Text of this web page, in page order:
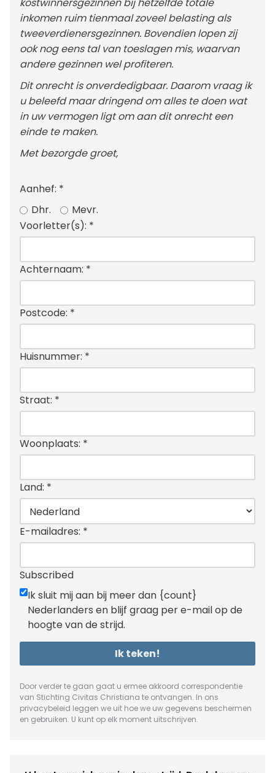
kostwinnersgezinnen bij hetzelfde totale
inkomen ruim tienmaal zoveel belasting als
tweeverdienersgezinnen. Bovendien lopen zij
ook nog eens tal van toeslagen mis, waarvan
andere gezinnen wel profiteren.
Dit onrecht is onverdedigbaar. Daarom vraag ik
u beleefd maar dringend om alles te doen wat
in uw vermogen ligt om aan dit onrecht een
einde te maken.
Met bezorgde groet,
Aanhef: *
Dhr.
Mevr.
Voorletter(s): *
Achternaam: *
Postcode: *
Huisnummer: *
Straat: *
Woonplaats: *
Land: *
E-mailadres: *
Subscribed
Ik sluit mij aan bij meer dan {count}
Nederlanders en blijf graag per e-mail op de
hoogte van de strijd.
Ik teken!
Door verder te gaan gaat u ermee akkoord correspondentie
van Stichting Civitas Christiana te ontvangen. In ons
privacybeleid leggen we uit hoe we uw gegevens beschermen
en gebruiken. U kunt op elk moment uitschrijven.